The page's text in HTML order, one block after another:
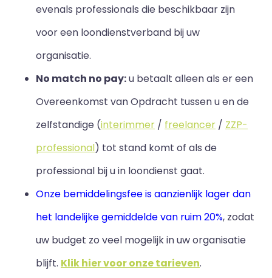
evenals professionals die beschikbaar zijn
voor een loondienstverband bij uw
organisatie.
No match no pay:u betaalt alleen als er een
Overeenkomst van Opdracht tussen u en de
zelfstandige (interimmer / freelancer / ZZP-
professional) tot stand komt of als de
professional bij u in loondienst gaat.
Onze bemiddelingsfee is aanzienlijk lager dan
het landelijke gemiddelde van ruim 20%, zodat
uw budget zo veel mogelijk in uw organisatie
blijft. Klik hier voor onze tarieven.